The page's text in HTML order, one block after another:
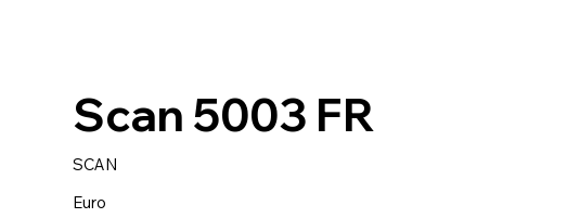
Scan 5003 FR
SCAN
Euro